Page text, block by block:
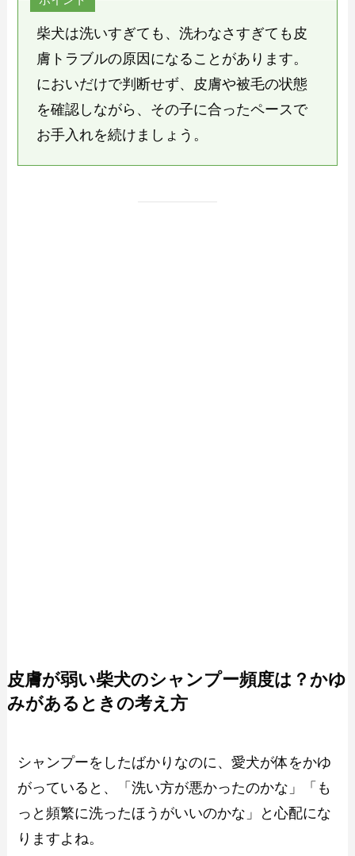
柴犬は洗いすぎても、洗わなさすぎても皮
膚トラブルの原因になることがあります。
においだけで判断せず、皮膚や被毛の状態
を確認しながら、その子に合ったペースで
お手入れを続けましょう。
皮膚が弱い柴犬のシャンプー頻度は？かゆ
みがあるときの考え方
シャンプーをしたばかりなのに、愛犬が体をかゆ
がっていると、「洗い方が悪かったのかな」「も
っと頻繁に洗ったほうがいいのかな」と心配にな
りますよね。